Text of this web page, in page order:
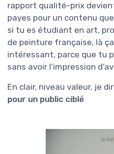
rapport qualité-prix
payes pour un contenu
si tu es étudiant en art,
de peinture française, là
intéressant, parce que tu
sans avoir l’impression
En clair, niveau valeur, je
pour un public ciblé